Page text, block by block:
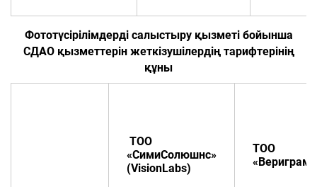
Фототүсірілімдерді салыстыру қызметі бойынша
СДАО қызметтерін жеткізушілердің тарифтерінің
құны
ТОО
«СимиСолюшнс»
(VisionLabs)
ТОО
«Вериграм»